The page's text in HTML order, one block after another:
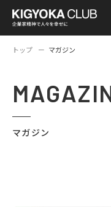
トップ マガジン
マガジン